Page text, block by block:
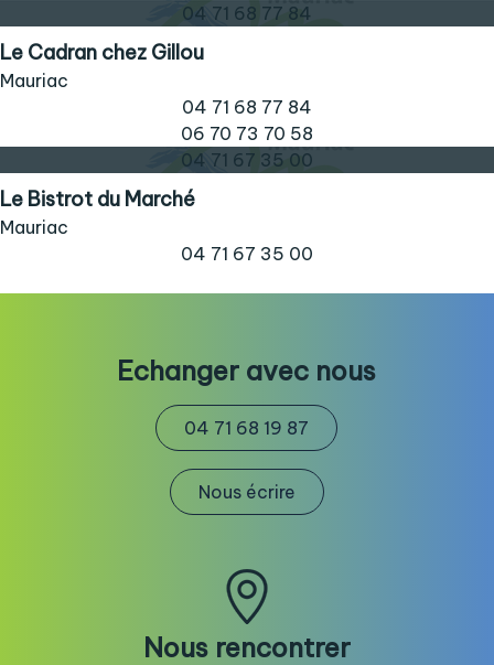
04 71 68 77 84
Le Cadran chez Gillou
Mauriac
04 71 68 77 84
06 70 73 70 58
04 71 67 35 00
Le Bistrot du Marché
Mauriac
04 71 67 35 00
Echanger avec nous
04 71 68 19 87
Nous écrire
Nous rencontrer